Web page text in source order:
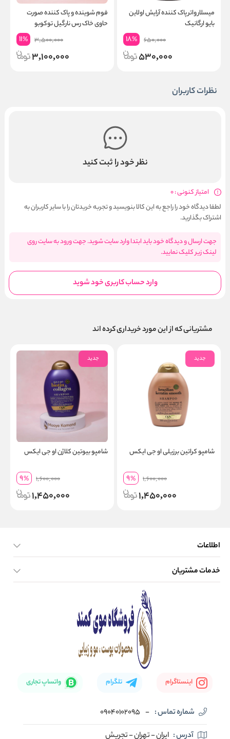
میسلار واتر پاک کننده آرایش اولاین
بایو ارگانیک
650,000
18%
530,000
فوم شوینده و پاک کننده صورت
حاوی خاک رس نارگیل توکوبو
3,500,000
11%
3,100,000
نظرات کاربران
نظر خود را ثبت کنید
امتیاز کنونی : 0
لطفا دیدگاه خود را راجع به این کالا بنویسید و تجربه خریدتان را با سایر کاربران به
اشتراک بگذارید.
جهت ارسال و دیدگاه خود باید ابتدا وارد سایت شوید. جهت ورود به سایت روی
لینک زیر کلیک نمایید.
وارد حساب کاربری خود شوید
مشتریانی که از این مورد خریداری کرده اند
جدید
شامپو کراتین برزیلی او جی ایکس
1,600,000
9%
1,450,000
جدید
شامپو بیوتین کلاژن او جی ایکس
1,600,000
9%
1,450,000
اطلاعات
صفحه اصلی
خدمات مشتریان
اینستاگرام تلگرام واتساپ تجاری
شماره تماس : -
09040102095
آدرس : ایران - تهران - تجریش